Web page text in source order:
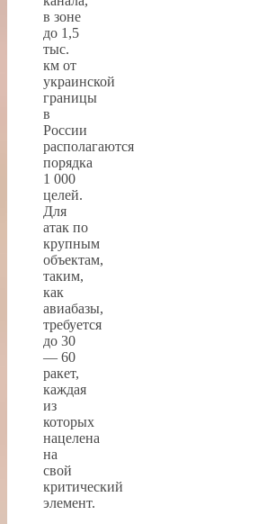
в зоне
до 1,5
тыс.
км от
украинской
границы
в
России
располагаются
порядка
1 000
целей.
Для
атак по
крупным
объектам,
таким,
как
авиабазы,
требуется
до 30
— 60
ракет,
каждая
из
которых
нацелена
на
свой
критический
элемент.